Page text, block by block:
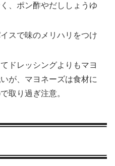
、ポン酢やだししょうゆ
スで味のメリハリをつけ
ドレッシングよりもマヨ
が、マヨネーズは食材に
取り過ぎ注意。